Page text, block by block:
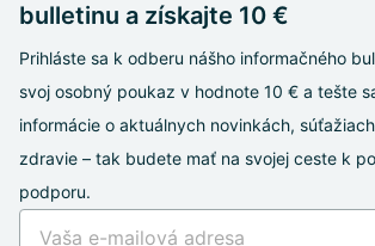
bulletinu a získajte 10 €
Prihláste sa k odberu nášho informačného
svoj osobný poukaz v hodnote 10 € a tešte
informácie o aktuálnych novinkách,
zdravie – tak budete mať na svojej ceste k
podporu.